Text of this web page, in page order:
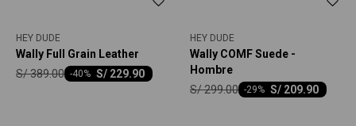
HEY DUDE
Wally Full Grain Leather
S/ 229.90
-40
S/389.00
HEY DUDE
Wally COMF Suede -
Hombre
S/ 209.90
-29
S/299.00